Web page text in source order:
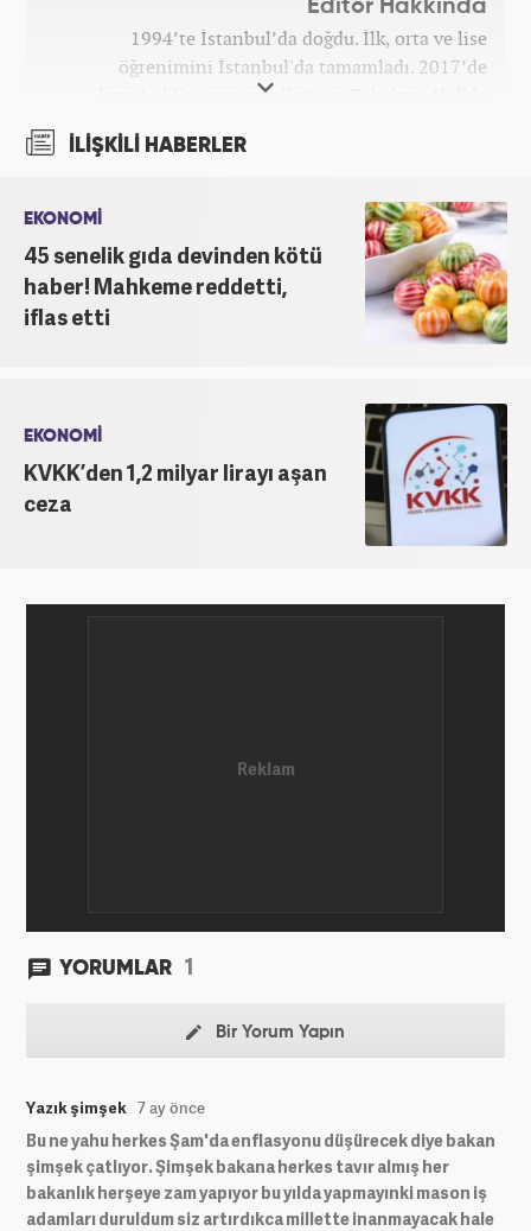
Editör Hakkında
1994’te İstanbul’da doğdu. İlk, orta ve lise
öğrenimini İstanbul'da tamamladı. 2017’de
İstanbul Üniversitesi İletişim Fakültesi Halkla
2017’den beri Kanal7 Medya Grubu’na bağlı
etmektedir.
İLİŞKİLİ HABERLER
EKONOMİ
45 senelik gıda devinden kötü
haber! Mahkeme reddetti,
iflas etti
EKONOMİ
KVKK’den 1,2 milyar lirayı aşan
ceza
YORUMLAR 1
Bir Yorum Yapın
Yazık şimşek 7 ay önce
Bu ne yahu herkes Şam'da enflasyonu düşürecek diye bakan
şimşek çatlıyor. Şimşek bakana herkes tavır almış her
bakanlık herşeye zam yapıyor bu yılda yapmayınki mason iş
adamları duruldum siz artırdıkca millette inanmayacak hale